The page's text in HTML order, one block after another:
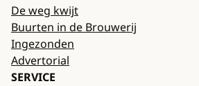
De weg kwijt
Buurten in de Brouwerij
Ingezonden
Advertorial
SERVICE